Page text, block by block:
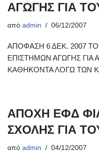
ΑΓΩΓΗΣ ΓΙΑ
από admin 06/12/2007
ΑΠΟΦΑΣΗ 6 ΔΕΚ. 2007
ΕΠΙΣΤΗΜΩΝ ΑΓΩΓΗΣ ΓΙΑ
ΚΑΘΗΚΟΝΤΑ ΛΟΓΩ ΤΩΝ
ΑΠΟΧΗ ΕΦΔ
ΣΧΟΛΗΣ ΓΙΑ
από admin 04/12/2007